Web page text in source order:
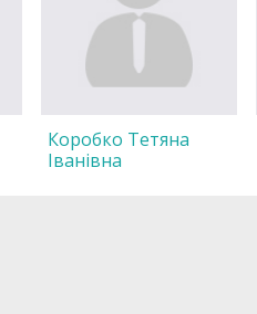
Коробко Тетяна
Іванівна